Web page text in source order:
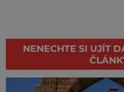
NENECHTE SI UJÍT